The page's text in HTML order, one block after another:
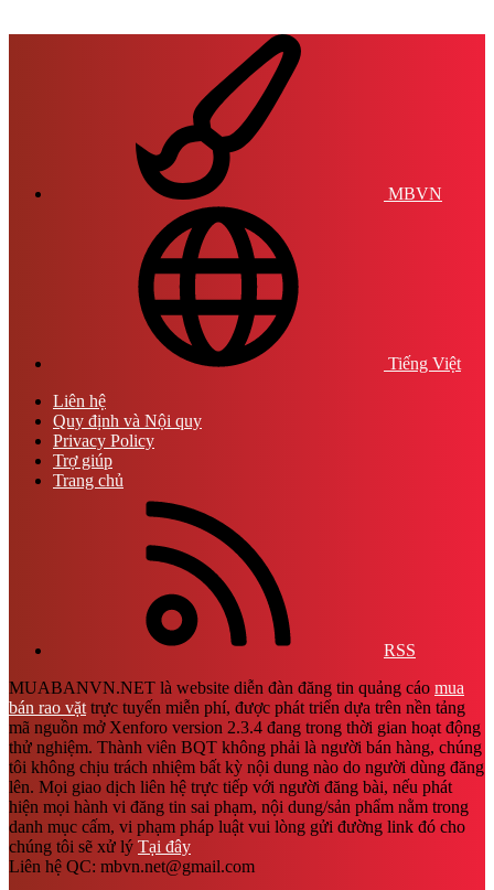
MBVN
Tiếng Việt
Liên hệ
Quy định và Nội quy
Privacy Policy
Trợ giúp
Trang chủ
RSS
MUABANVN.NET là website diễn đàn đăng tin quảng cáo mua
bán rao vặttrực tuyến miễn phí, được phát triển dựa trên nền tảng
mã nguồn mở Xenforo version 2.3.4 đang trong thời gian hoạt động
thử nghiệm. Thành viên BQT không phải là người bán hàng, chúng
tôi không chịu trách nhiệm bất kỳ nội dung nào do người dùng đăng
lên. Mọi giao dịch liên hệ trực tiếp với người đăng bài, nếu phát
hiện mọi hành vi đăng tin sai phạm, nội dung/sản phẩm nằm trong
danh mục cấm, vi phạm pháp luật vui lòng gửi đường link đó cho
chúng tôi sẽ xử lý Tại đây
Liên hệ QC: mbvn.net@gmail.com